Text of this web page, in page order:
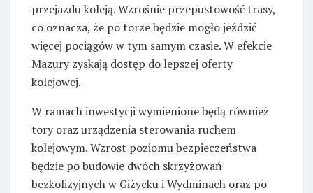
przejazdu koleją. Wzrośnie przepustowość trasy,
co oznacza, że po torze będzie mogło jeździć
więcej pociągów w tym samym czasie. W efekcie
Mazury zyskają dostęp do lepszej oferty
kolejowej.
W ramach inwestycji wymienione będą również
tory oraz urządzenia sterowania ruchem
kolejowym. Wzrost poziomu bezpieczeństwa
będzie po budowie dwóch skrzyżowań
bezkolizyjnych w Giżycku i Wydminach oraz po